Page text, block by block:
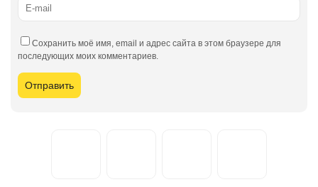
Сохранить моё имя, email и адрес сайта в этом браузере для
последующих моих комментариев.